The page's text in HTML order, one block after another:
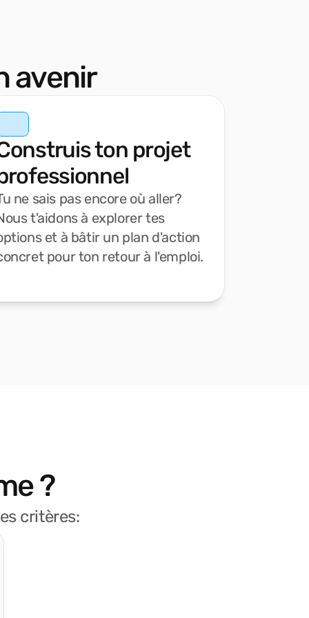
avenir
ton projet
ne sais pas encore où aller?
t'aidons à explorer tes
et à bâtir un plan d'action
pour ton retour à l'emploi.
?
critères: